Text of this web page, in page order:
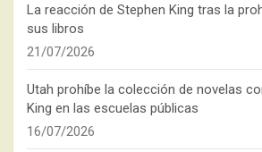
La reacción de Stephen King tras la
sus libros
21/07/2026
Utah prohíbe la colección de novelas
King en las escuelas públicas
16/07/2026